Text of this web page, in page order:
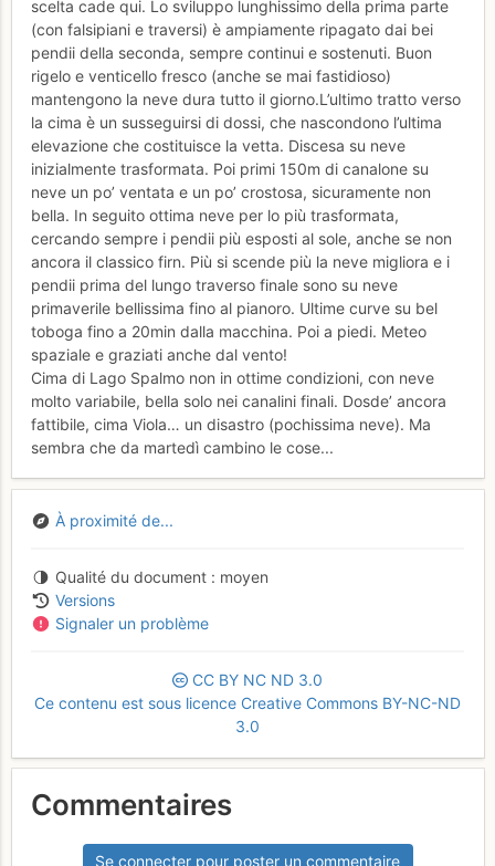
scelta cade qui. Lo sviluppo lunghissimo della prima parte
(con falsipiani e traversi) è ampiamente ripagato dai bei
pendii della seconda, sempre continui e sostenuti. Buon
rigelo e venticello fresco (anche se mai fastidioso)
mantengono la neve dura tutto il giorno.L’ultimo tratto verso
la cima è un susseguirsi di dossi, che nascondono l’ultima
elevazione che costituisce la vetta. Discesa su neve
inizialmente trasformata. Poi primi 150m di canalone su
neve un po’ ventata e un po’ crostosa, sicuramente non
bella. In seguito ottima neve per lo più trasformata,
cercando sempre i pendii più esposti al sole, anche se non
ancora il classico firn. Più si scende più la neve migliora e i
pendii prima del lungo traverso finale sono su neve
primaverile bellissima fino al pianoro. Ultime curve su bel
toboga fino a 20min dalla macchina. Poi a piedi. Meteo
spaziale e graziati anche dal vento!
Cima di Lago Spalmo non in ottime condizioni, con neve
molto variabile, bella solo nei canalini finali. Dosde’ ancora
fattibile, cima Viola… un disastro (pochissima neve). Ma
sembra che da martedì cambino le cose...
À proximité de...
Qualité du document
moyen
Versions
Signaler un problème
CC BY NC ND 3.0
Ce contenu est sous licence Creative Commons BY-NC-ND
3.0
Commentaires
Se connecter pour poster un commentaire